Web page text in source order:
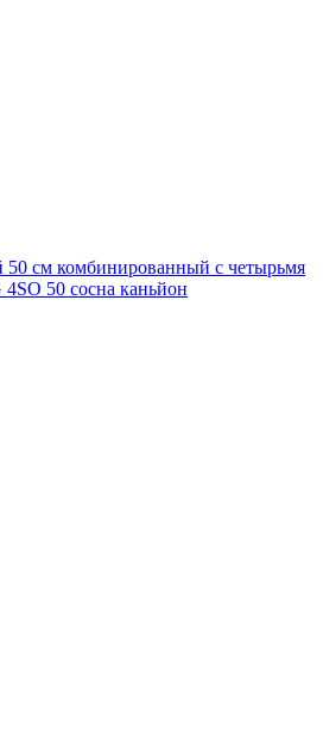
см комбинированный с четырьмя
50 сосна каньйон